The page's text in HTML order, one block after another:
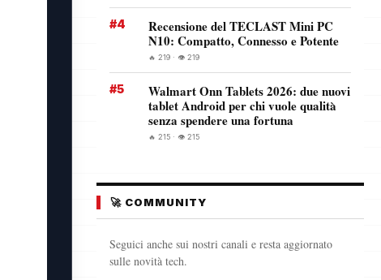
#4
Recensione del TECLAST Mini PC
N10: Compatto, Connesso e Potente
🔥 219 · 👁️ 219
#5
Walmart Onn Tablets 2026: due nuovi
tablet Android per chi vuole qualità
senza spendere una fortuna
🔥 215 · 👁️ 215
🚀 COMMUNITY
Seguici anche sui nostri canali e resta aggiornato
sulle novità tech.